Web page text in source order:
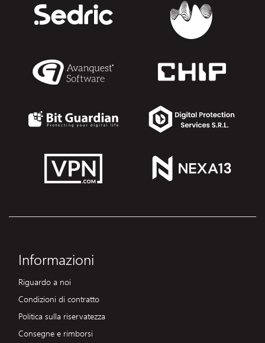
Informazioni
Riguardo a noi
Condizioni di contratto
Politica sulla riservatezza
Consegne e rimborsi